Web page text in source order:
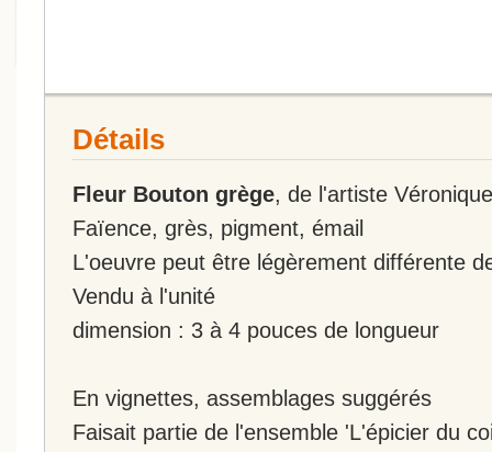
Détails
Fleur Bouton grège, de l'artiste
Faïence, grès, pigment, émail
L'oeuvre peut être légèrement différente
Vendu à l'unité
dimension : 3 à 4 pouces de longueur
En vignettes, assemblages suggérés
Faisait partie de l'ensemble 'L'épicier du